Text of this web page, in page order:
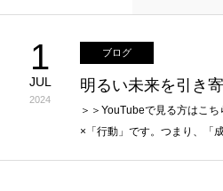
1
JUL
2024
ブログ
明るい未来を引き
＞＞YouTubeで見る方はこち
×「行動」です。つまり、「
無料ガイドブック
オンシク本
プロフィール